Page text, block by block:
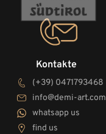
Kontakte
(+39) 0471793468
info@demi-art.com
whatsapp us
find us